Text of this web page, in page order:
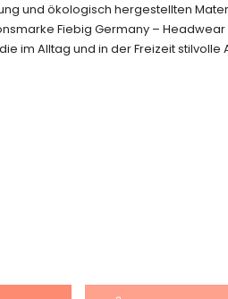
und ökologisch hergestellten
Fiebig Germany – Headwear
im Alltag und in der Freizeit stilvolle